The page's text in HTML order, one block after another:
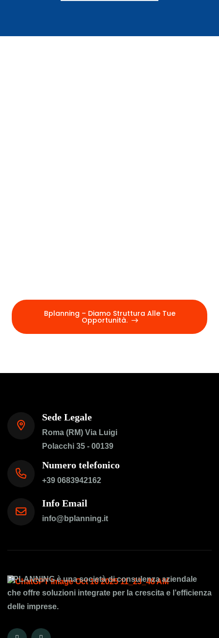
Bplanning – Diamo Struttura Alle Tue
Opportunità.
Sede Legale
Roma (RM) Via Luigi
Polacchi 35 - 00139
Numero telefonico
+39 0683942162
Info Email
info@bplanning.it
BPLANNING è una società di consulenza aziendale
che offre soluzioni integrate per la crescita e l’efficienza
delle imprese.